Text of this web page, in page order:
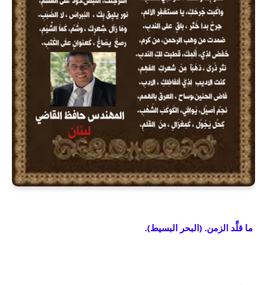
ما قلَّد الزمن. (البحر البسيط).